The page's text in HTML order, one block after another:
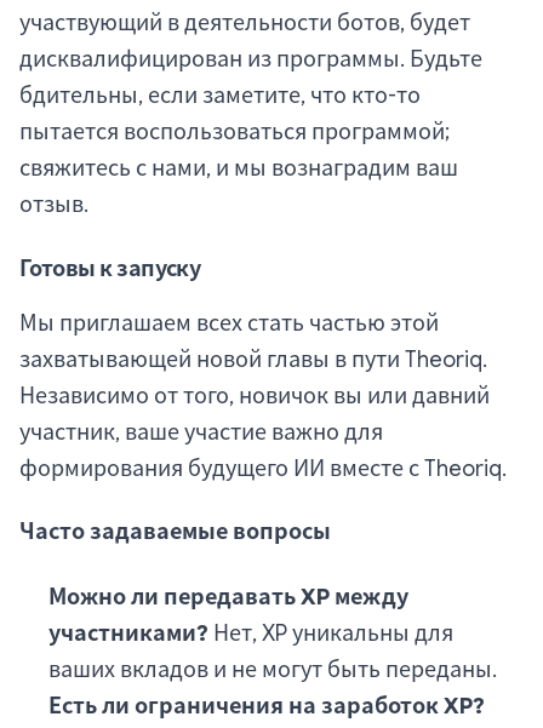
участвующий в деятельности ботов, будет
дисквалифицирован из программы. Будьте
бдительны, если заметите, что кто-то
пытается воспользоваться программой;
свяжитесь с нами, и мы вознаградим ваш
отзыв.
Готовы к запуску
Мы приглашаем всех стать частью этой
захватывающей новой главы в пути Theoriq.
Независимо от того, новичок вы или давний
участник, ваше участие важно для
формирования будущего ИИ вместе с Theoriq.
Часто задаваемые вопросы
Можно ли передавать XP между
участниками? Нет, XP уникальны для
ваших вкладов и не могут быть переданы.
Есть ли ограничения на заработок XP?